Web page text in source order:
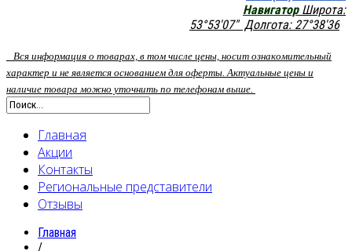
НавигаторШирота:
53°53'07" Долгота: 27°38'36
Вся информация о товарах, в том числе цены, носит ознакомительный
характер и не является основанием для оферты. Актуальные цены и
наличие товара можно уточнить по телефонам выше.
Главная
Акции
Контакты
Региональные представители
Отзывы
Главная
/